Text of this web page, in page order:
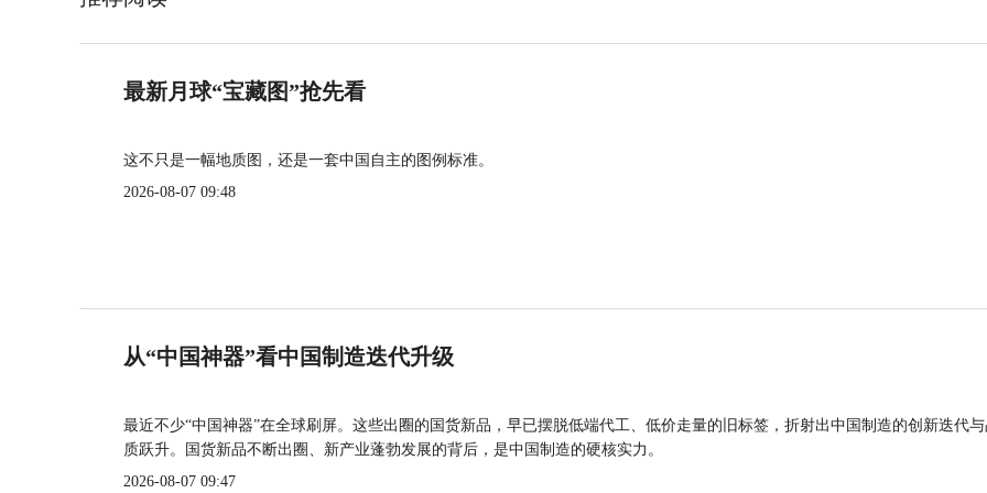
最新月球“宝藏图”抢先看
这不只是一幅地质图，还是一套中国自主的图例标准。
2026-08-07 09:48
从“中国神器”看中国制造迭代升级
最近不少“中国神器”在全球刷屏。这些出圈的国货新品，早已摆脱低端代工、低价走量的旧标签，折射出中国制造的创新迭代
质跃升。国货新品不断出圈、新产业蓬勃发展的背后，是中国制造的硬核实力。
2026-08-07 09:47